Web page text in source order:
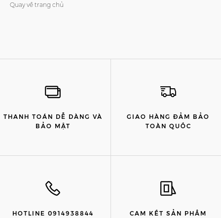
Quay về trang chủ
THANH TOÁN DỄ DÀNG VÀ
BẢO MẬT
GIAO HÀNG ĐẢM BẢO
TOÀN QUỐC
HOTLINE 0914938844
CAM KẾT SẢN PHẨM